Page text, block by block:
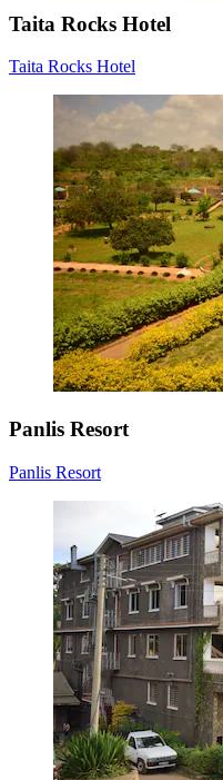
Taita Rocks Hotel
Taita Rocks Hotel
Panlis Resort
Panlis Resort